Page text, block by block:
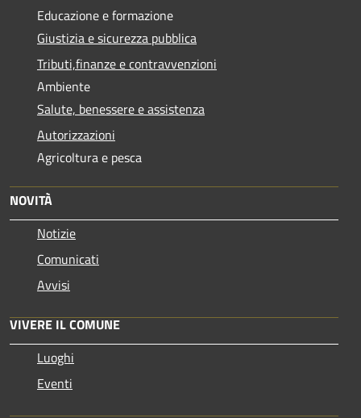
Educazione e formazione
Giustizia e sicurezza pubblica
Tributi,finanze e contravvenzioni
Ambiente
Salute, benessere e assistenza
Autorizzazioni
Agricoltura e pesca
NOVITÀ
Notizie
Comunicati
Avvisi
VIVERE IL COMUNE
Luoghi
Eventi